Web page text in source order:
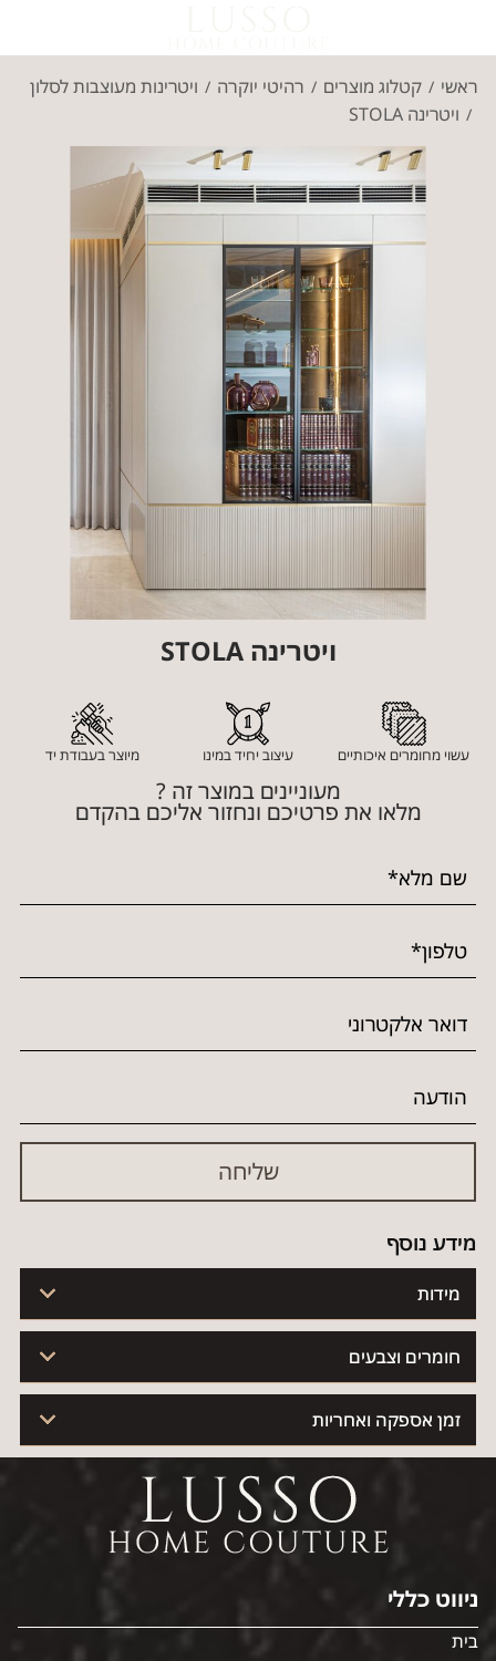
ראשי / קטלוג מוצרים / רהיטי יוקרה / ויטרינות מעוצבות לסלון
/ ויטרינה STOLA
ויטרינה STOLA
עשוי מחומרים איכותיים עיצוב יחיד במינו מיוצר בעבודת יד
מעוניינים במוצר זה ?
מלאו את פרטיכם ונחזור אליכם בהקדם
מידע נוסף
מידות
חומרים וצבעים
זמן אספקה ואחריות
ניווט כללי
בית